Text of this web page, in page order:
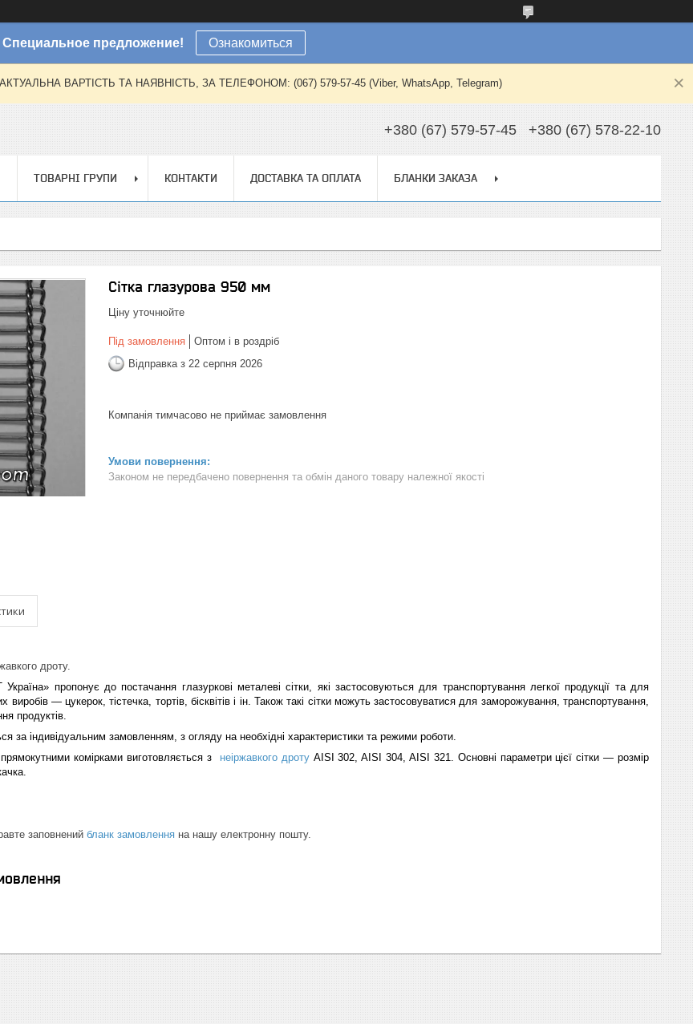
Специальное предложение! Ознакомиться
АКТУАЛЬНА ВАРТІСТЬ ТА НАЯВНІСТЬ, ЗА ТЕЛЕФОНОМ: (067) 579-57-45 (Viber, WhatsApp, Telegram)
+380 (67) 579-57-45 +380 (67) 578-22-10
ТОВАРНІ ГРУПИ КОНТАКТИ ДОСТАВКА ТА ОПЛАТА БЛАНКИ ЗАКАЗА
Сітка глазурова 950 мм
Ціну уточнюйте
Під замовлення
Оптом і в роздріб
Відправка з 22 серпня 2026
Компанія тимчасово не приймає замовлення
Законом не передбачено повернення та обмін даного товару належної якості
дроту.
пропонує до постачання глазуркові металеві сітки, які застосовуються для транспортування легкої продукції та для
виробів — цукерок, тістечка, тортів, бісквітів і ін. Також такі сітки можуть застосовуватися для заморожування, транспортування,
продуктів.
за індивідуальним замовленням, з огляду на необхідні характеристики та режими роботи.
комірками виготовляється з неіржавкого дроту AISI 302,AISI 304,AISI
321. Основні параметри цієї сітки — розмір
заповнений бланк замовлення на нашу електронну пошту.